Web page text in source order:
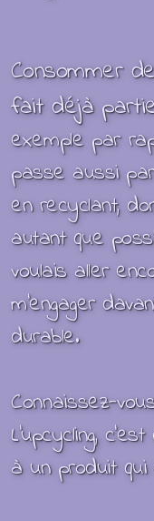
Consommer
fait déjà
exemple par
passe aussi
en recyclant,
autant que
voulais aller
m'engager
durable.
Connaissez-
L'upcycling,
à un produit